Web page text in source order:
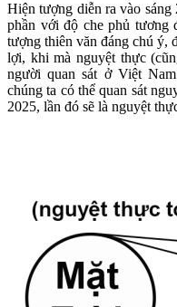
Hiện tượng diễn ra vào
phần với độ che phủ tương
tượng thiên văn đáng chú ý,
lợi, khi mà nguyệt thực
người quan sát ở Việt
chúng ta có thể quan sát
2025, lần đó sẽ là nguyệt